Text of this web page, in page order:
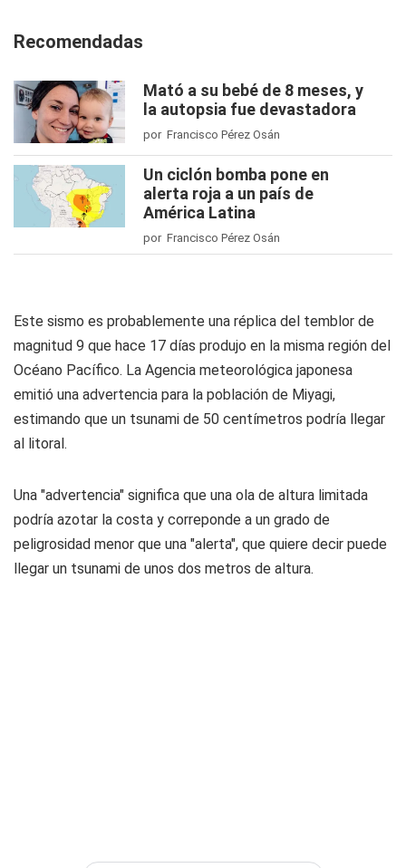
Recomendadas
Mató a su bebé de 8 meses, y
la autopsia fue devastadora
por Francisco Pérez Osán
Un ciclón bomba pone en
alerta roja a un país de
América Latina
por Francisco Pérez Osán
Este sismo es probablemente una réplica del temblor de
magnitud 9 que hace 17 días produjo en la misma región del
Océano Pacífico. La Agencia meteorológica japonesa
emitió una advertencia para la población de Miyagi,
estimando que un tsunami de 50 centímetros podría llegar
al litoral.
Una "advertencia" significa que una ola de altura limitada
podría azotar la costa y correponde a un grado de
peligrosidad menor que una "alerta", que quiere decir puede
llegar un tsunami de unos dos metros de altura.